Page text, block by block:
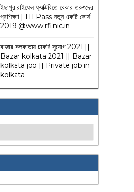
ইছাপুর রাইফেল ফ্যাক্টরিতে বেকার তরুণদের
প্রশিক্ষণ | ITI Pass নতুন একটি কোর্স
2019 @www.rfi.nic.in
বাজার কলকাতায় চাকরি সুযোগ 2021 ||
Bazar kolkata 2021 || Bazar
kolkata job || Private job in
kolkata